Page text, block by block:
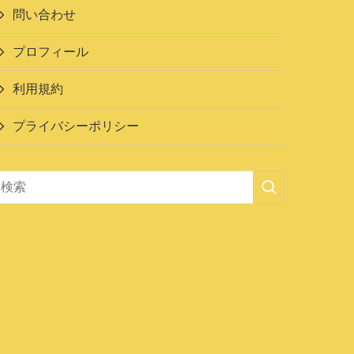
問い合わせ
プロフィール
利用規約
プライバシーポリシー